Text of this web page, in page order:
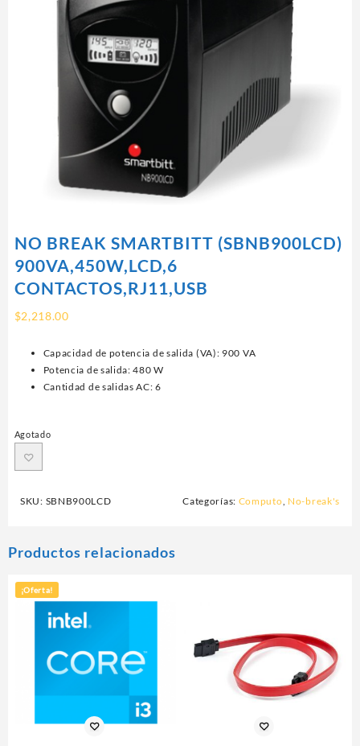
NO BREAK SMARTBITT (SBNB900LCD)
900VA,450W,LCD,6
CONTACTOS,RJ11,USB
$2,218.00
Capacidad de potencia de salida (VA): 900 VA
Potencia de salida: 480 W
Cantidad de salidas AC: 6
Agotado
SKU: SBNB900LCD Categorías: Computo, No-break's
Productos relacionados
¡Oferta!